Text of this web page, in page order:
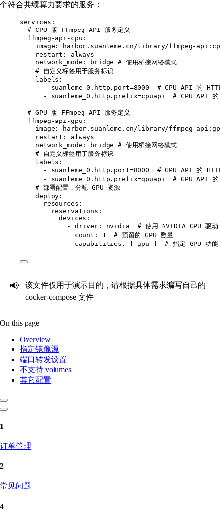
个符合共绩算力要求的服务：
services :
# CPU 版 FFmpeg API 服务定义
ffmpeg-api-cpu :
image :
harbor.suanleme.cn/library/ffmpeg-
restart : always
network_mode : bridge # 使用桥接网络模式
# 自定义标签用于服务标识
labels :
- suanleme_0.http.port=8000
# CPU API 的
- suanleme_0.http.prefix=cpuapi # CPU API 的
# GPU 版 FFmpeg API 服务定义
ffmpeg-api-gpu :
image :
harbor.suanleme.cn/library/ffmpeg-
restart : always
network_mode : bridge # 使用桥接网络模式
# 自定义标签用于服务标识
labels :
- suanleme_0.http.port=8000
# GPU API 的
- suanleme_0.http.prefix=gpuapi
# GPU API 的
# 部署配置，分配 GPU 资源
deploy :
resources :
reservations :
devices :
- driver : nvidia
# 使用 NVIDIA GPU 驱动
count : 1
# 预留的 GPU 数量
capabilities : [ gpu # 指定 GPU 功能
📢
该文件仅用于演示目的，请根据具体需求编写自己的
docker-compose 文件
On this page
Overview
指定镜像源
端口转发设置
不支持 volumes
其它配置
1
订单管理
2
常见问题
4